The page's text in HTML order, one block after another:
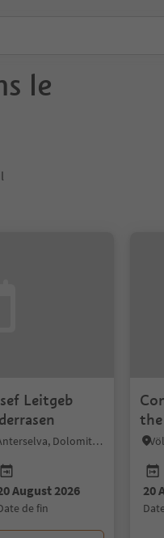
le
Leitgeb
Rasen-Antholz/Rasun Anterselva, Dolomites Region Kronplatz/Plan de Corones
August 2026
date de fin
20